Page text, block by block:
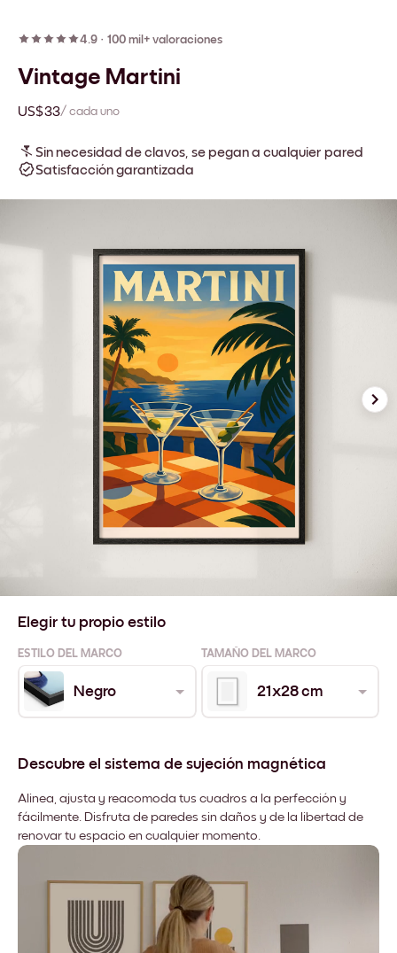
4.9 · 100 mil+ valoraciones
Vintage Martini
US$33/ cada uno
Sin necesidad de clavos, se pegan a cualquier pared
Satisfacción garantizada
Elegir tu propio estilo
ESTILO DEL MARCO TAMAÑO DEL MARCO
Negro 21x28 cm
Descubre el sistema de sujeción magnética
Alinea, ajusta y reacomoda tus cuadros a la perfección y
fácilmente. Disfruta de paredes sin daños y de la libertad de
renovar tu espacio en cualquier momento.